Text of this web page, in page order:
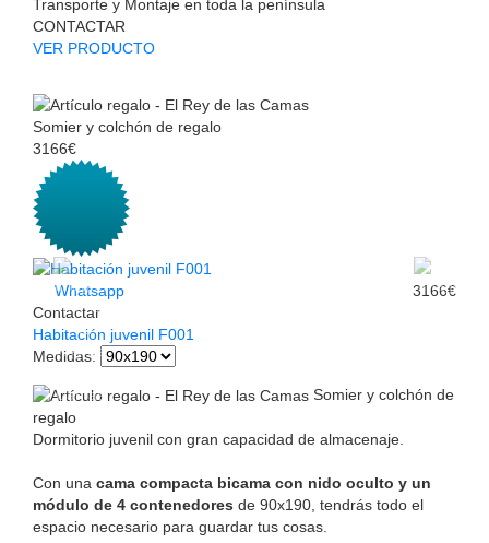
Transporte y Montaje en toda la península
CONTACTAR
VER PRODUCTO
Somier y colchón de regalo
3166€
Whatsapp
Contactar
3166€
Habitación juvenil F001
Medidas:
Somier y colchón de
regalo
Dormitorio juvenil con gran capacidad de almacenaje.
Con una cama compacta bicama con nido oculto y un
módulo de 4 contenedores de 90x190, tendrás todo el
espacio necesario para guardar tus cosas.